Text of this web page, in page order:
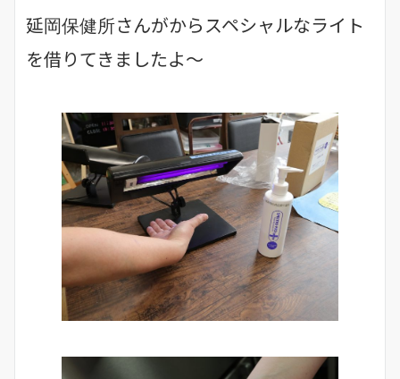
延岡保健所さんがからスペシャルなライト
を借りてきましたよ～